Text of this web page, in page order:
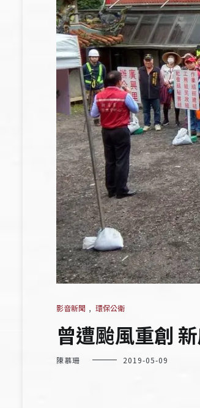
影音新聞 , 環保公衛
曾遭颱風重創
陳慕珊 2019-05-09